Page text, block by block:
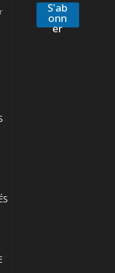
S'ab
onn
er